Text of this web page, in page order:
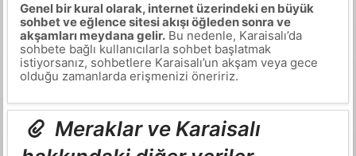
Genel bir kural olarak, internet üzerindeki en büyük
sohbet ve eğlence sitesi akışı öğleden sonra ve
akşamları meydana gelir.Bu nedenle, Karaisalı’da
sohbete bağlı kullanıcılarla sohbet başlatmak
istiyorsanız, sohbetlere Karaisalı’un akşam veya gece
olduğu zamanlarda erişmenizi öneririz.
Meraklar ve Karaisalı